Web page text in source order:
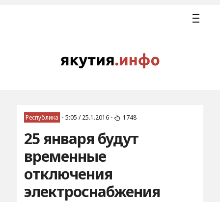
Республика • 5:05 / 25.1.2016 • 1748
25 января будут
временные
отключения
электроснабжения